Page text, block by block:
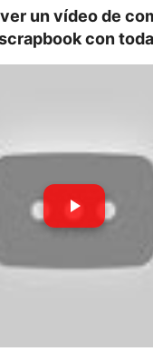
un vídeo de
con